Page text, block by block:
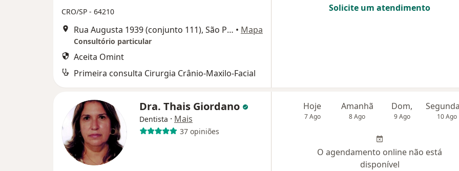
CRO/SP - 64210
Rua Augusta 1939 (conjunto 111), São Paulo • Mapa
Consultório particular
Aceita Omint
Primeira consulta Cirurgia Crânio-Maxilo-Facial
Solicite um atendimento
Dra. Thais Giordano
Dentista · Mais
37 opiniões
Hoje
7 Ago
Amanhã
8 Ago
Dom,
9 Ago 10 Ago
O agendamento online não está
disponível